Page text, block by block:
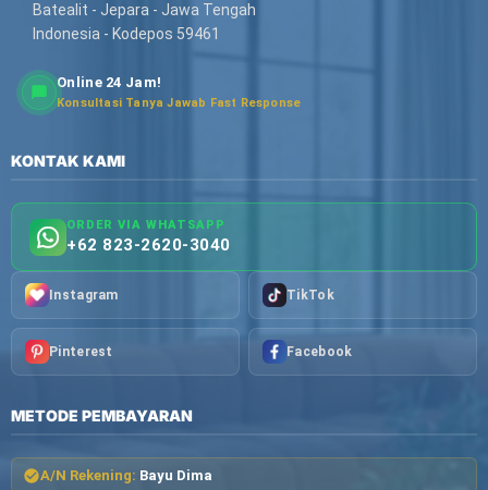
Batealit - Jepara - Jawa Tengah
Indonesia - Kodepos 59461
Online 24 Jam!
Konsultasi Tanya Jawab Fast Response
KONTAK KAMI
ORDER VIA WHATSAPP
+62 823-2620-3040
Instagram TikTok
Pinterest Facebook
METODE PEMBAYARAN
A/N Rekening: Bayu Dima